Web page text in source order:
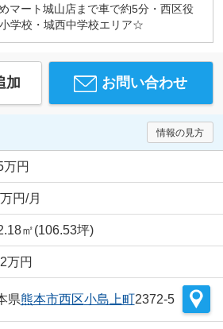
マート城山店まで車で約5分・西区役
学校・城西中学校エリア☆
加 お問い合わせ
情報の見方
万円
円/月
㎡(106.53坪)
万円
県熊本市西区小島上町2372-5